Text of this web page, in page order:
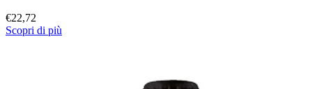
€22,72
Scopri di più